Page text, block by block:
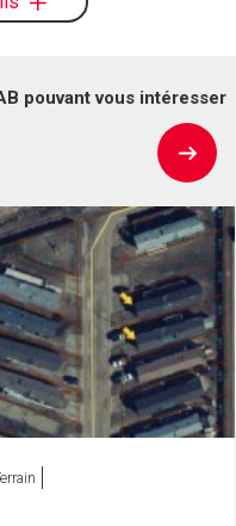
pouvant vous intéresser